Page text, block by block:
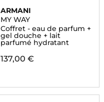
ARMANI
MY WAY
Coffret - eau de parfum +
gel douche + lait
parfumé hydratant
137,00 €